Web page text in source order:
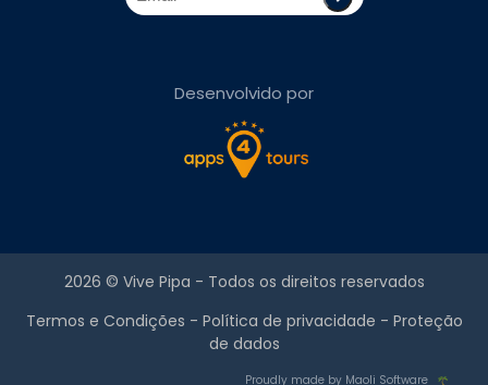
Desenvolvido por
2026 © Vive Pipa - Todos os direitos reservados
Termos e Condições - Política de privacidade - Proteção
de dados
Proudly made by Maoli Software